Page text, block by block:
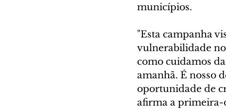
municípios.
"Esta campanha
vulnerabilidade
como cuidamos
amanhã. É nosso
oportunidade de
afirma a primeira-